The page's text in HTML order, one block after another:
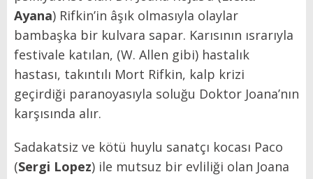
Ayana) Rifkin’in âşık olmasıyla olaylar
bambaşka bir kulvara sapar. Karısının ısrarıyla
festivale katılan, (W. Allen gibi) hastalık
hastası, takıntılı Mort Rifkin, kalp krizi
geçirdiği paranoyasıyla soluğu Doktor Joana’nın
karşısında alır.
Sadakatsiz ve kötü huylu sanatçı kocası Paco
(Sergi Lopez) ile mutsuz bir evliliği olan Joana